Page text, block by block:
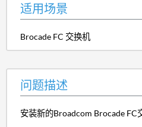
适用场景
Brocade FC 交换机
问题描述
安装新的Broadcom Brocade